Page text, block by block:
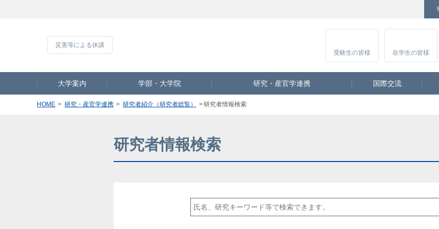
受験生の皆様 在学生の皆様
大学案内 学部・大学院 研究・産官学連携 国際交流
HOME 研究・産官学連携 研究者紹介（研究者総覧） 研究者情報検索
研究者情報検索